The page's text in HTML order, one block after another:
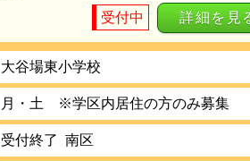
受付中 詳細を見
大谷場東小学校
月・土 ※学区内居住の方のみ募集
受付終了 南区